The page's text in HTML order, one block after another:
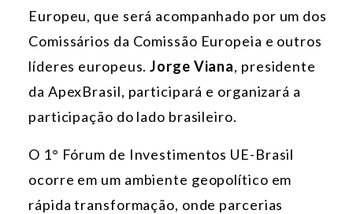
Europeu, que será acompanhado por um dos
Comissários da Comissão Europeia e outros
líderes europeus.Jorge Viana, presidente
da ApexBrasil, participará e organizará a
participação do lado brasileiro.
O 1° Fórum de Investimentos UE-Brasil
ocorre em um ambiente geopolítico em
rápida transformação, onde parcerias